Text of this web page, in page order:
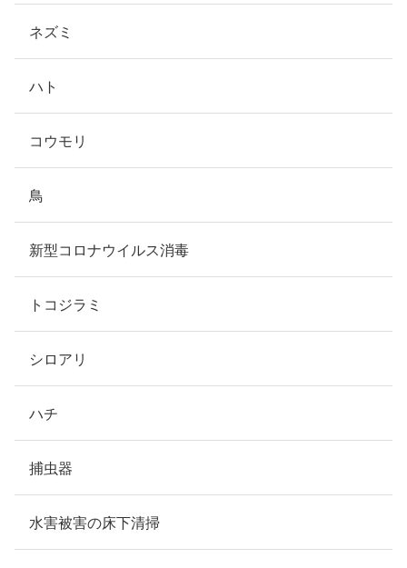
ネズミ
ハト
コウモリ
鳥
新型コロナウイルス消毒
トコジラミ
シロアリ
ハチ
捕虫器
水害被害の床下清掃